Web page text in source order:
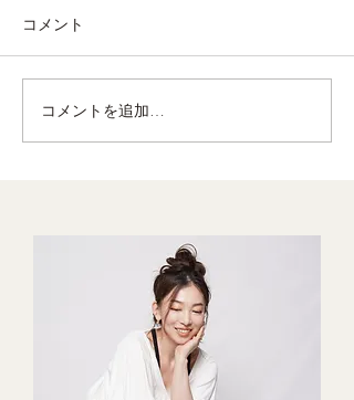
食欲の秋で太らないため
の5つのルール
コメント
コメントを追加…